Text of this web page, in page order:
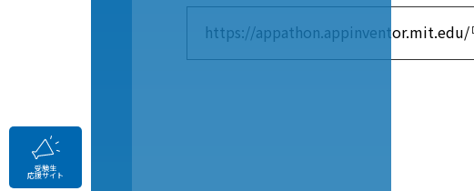
受験生
応援サイト
https://appathon.appinventor.mit.edu/